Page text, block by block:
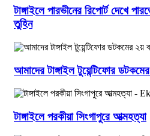
টাঙ্গাইলে পারভীনের রিপোর্ট দেখে
তুহিন
আমাদের টাঙ্গাইল টুয়েন্টিফোর ডটকমের
টাঙ্গাইলে পরকীয়া সিংগাপুরে আত্মহত্যা